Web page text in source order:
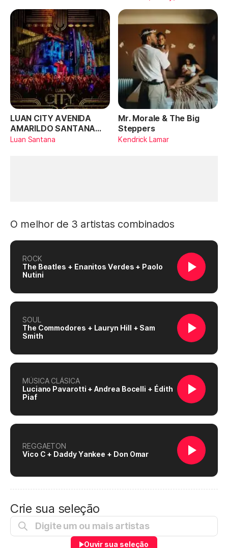
LUAN CITY AVENIDA
AMARILDO SANTANA
(Ao Vivo)
Luan Santana
Mr. Morale & The Big
Steppers
Kendrick Lamar
O melhor de 3 artistas combinados
ROCK
The Beatles + Enanitos Verdes + Paolo
Nutini
SOUL
The Commodores + Lauryn Hill + Sam
Smith
MÚSICA CLÁSICA
Luciano Pavarotti + Andrea Bocelli + Édith
Piaf
REGGAETON
Vico C + Daddy Yankee + Don Omar
Crie sua seleção
Ouvir sua seleção